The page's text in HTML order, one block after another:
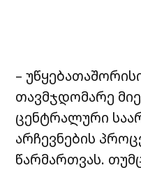
–
თავმჯდომარე
ცენტრალური
არჩევნების
წარმართვას.